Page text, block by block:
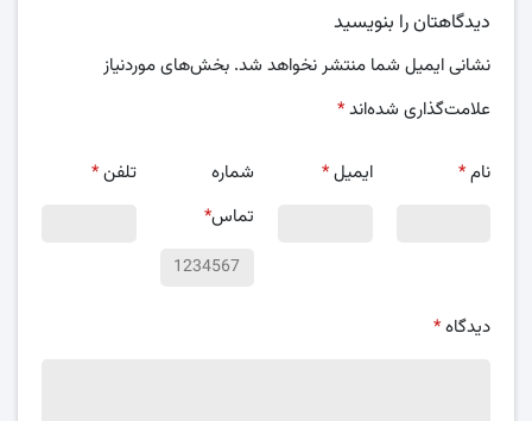
دیدگاهتان را بنویسید
نشانی ایمیل شما منتشر نخواهد شد. بخش‌های موردنیاز
علامت‌گذاری شده‌اند*
نام* ایمیل*
شماره
تماس*
تلفن*
دیدگاه*